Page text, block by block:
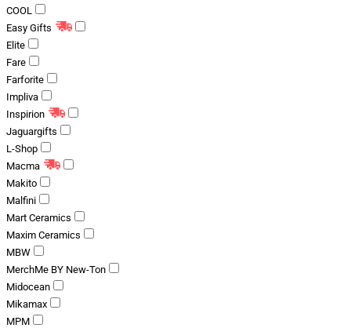
COOL
Easy Gifts
Elite
Fare
Farforite
Impliva
Inspirion
Jaguargifts
L-Shop
Macma
Makito
Malfini
Mart Ceramics
Maxim Ceramics
MBW
MerchMe BY New-Ton
Midocean
Mikamax
MPM